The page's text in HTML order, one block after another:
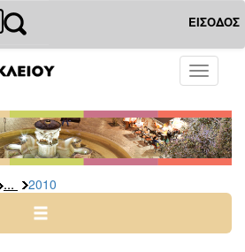
ΕΙΣΟΔΟΣ
Toggle
... 2010